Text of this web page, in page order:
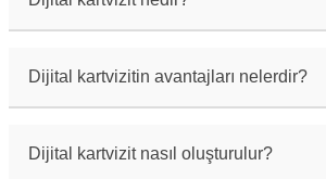
İçerisinde kişisel bilgileri, iş
iletişim bilgilerini içeren bir
Dijital kartvizitin avantajları nelerdir?
seçenektir, her zaman yanınızda
güncellenebilir. Ayrıca, paylaşımı
Dijital kartvizit nasıl oluşturulur?